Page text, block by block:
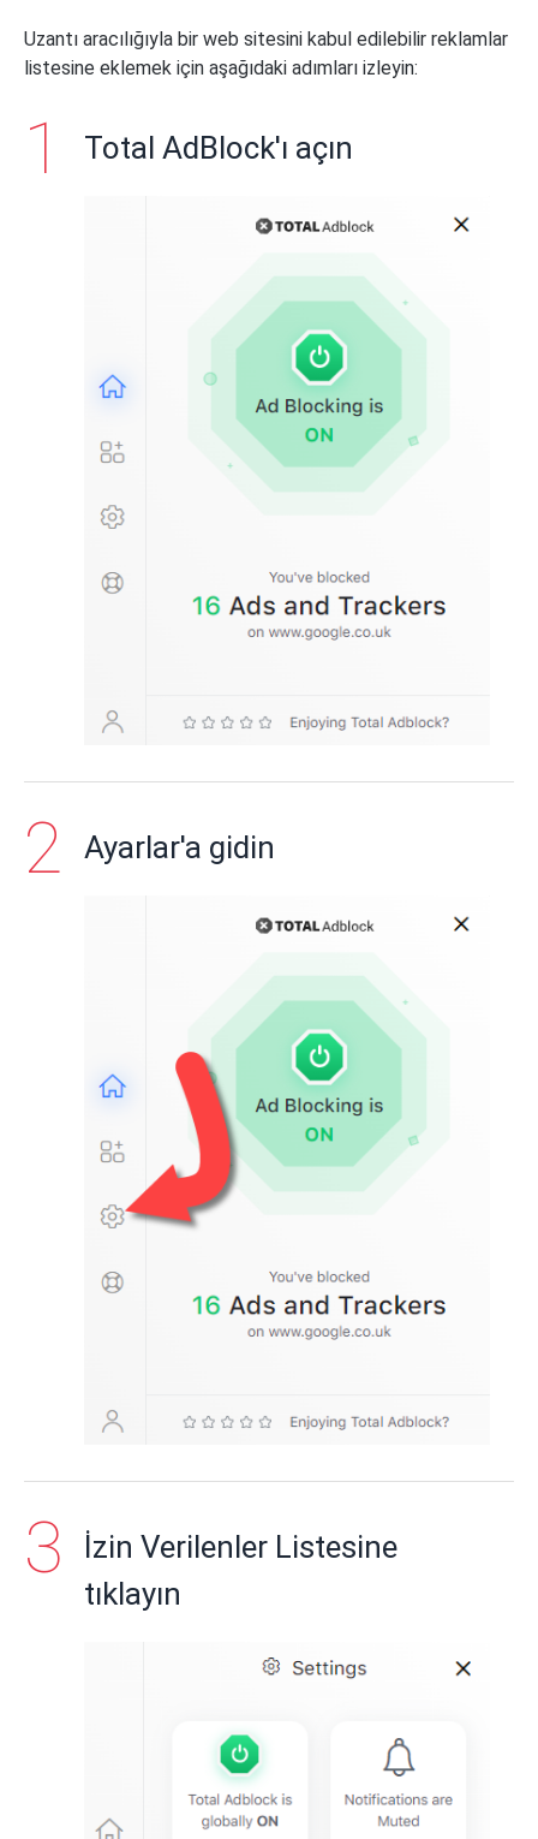
Uzantı aracılığıyla bir web sitesini kabul edilebilir reklamlar
listesine eklemek için aşağıdaki adımları izleyin:
Total AdBlock'ı açın
Ayarlar'a gidin
İzin Verilenler Listesine
tıklayın